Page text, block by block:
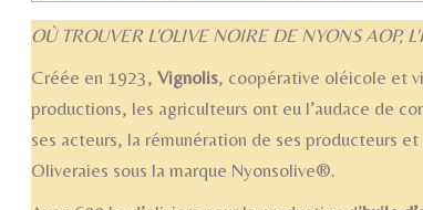
OÙ TROUVER L'OLIVE NOIRE DE NYONS AOP,
Créée en 1923, Vignolis, coopérative oléicole et
productions, les agriculteurs ont eu l’audace de
ses acteurs, la rémunération de ses producteurs
Oliveraies sous la marque Nyonsolive®.